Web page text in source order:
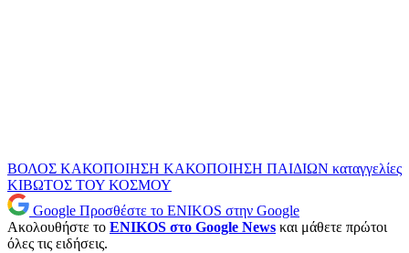
ΒΟΛΟΣ ΚΑΚΟΠΟΙΗΣΗ ΚΑΚΟΠΟΙΗΣΗ ΠΑΙΔΙΩΝ καταγγελίες
ΚΙΒΩΤΟΣ ΤΟΥ ΚΟΣΜΟΥ
Google Προσθέστε το ENIKOS στην Google
Ακολουθήστε το ENIKOS στο Google News και μάθετε πρώτοι
όλες τις ειδήσεις.